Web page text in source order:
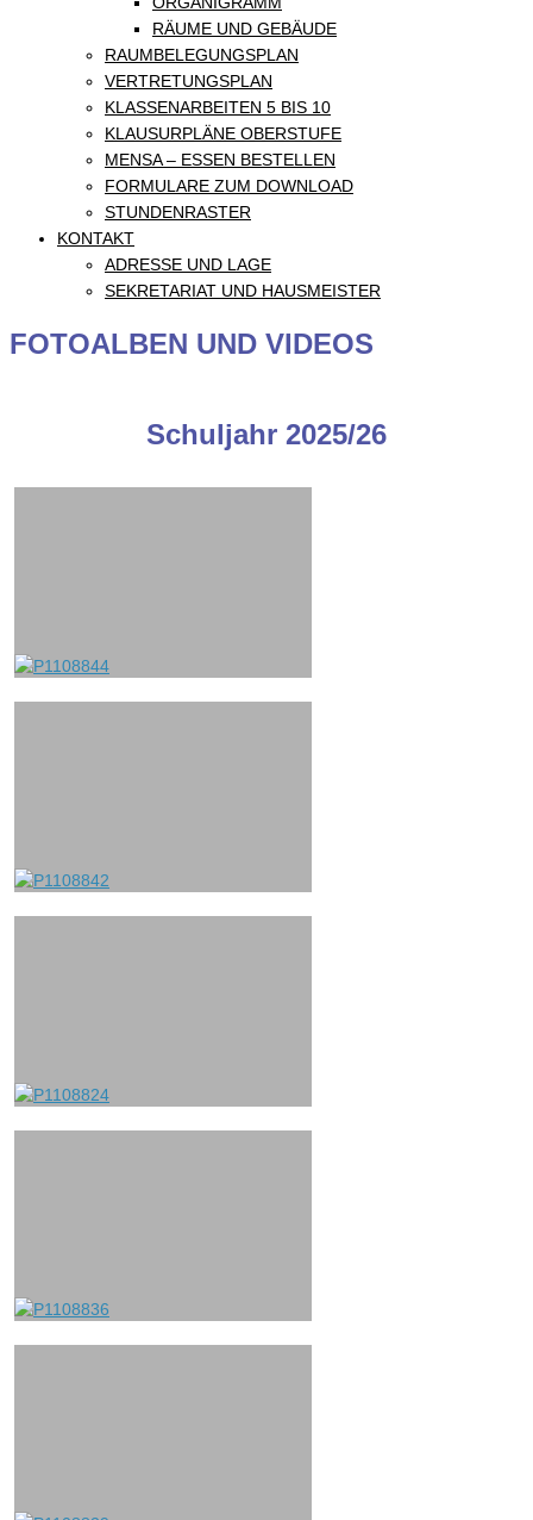
RÄUME UND GEBÄUDE
RAUMBELEGUNGSPLAN
VERTRETUNGSPLAN
KLASSENARBEITEN 5 BIS 10
KLAUSURPLÄNE OBERSTUFE
MENSA – ESSEN BESTELLEN
FORMULARE ZUM DOWNLOAD
STUNDENRASTER
KONTAKT
ADRESSE UND LAGE
SEKRETARIAT UND HAUSMEISTER
FOTOALBEN UND VIDEOS
Schuljahr 2025/26